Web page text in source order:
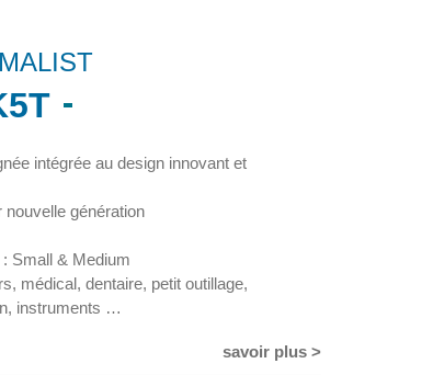
intégrée au design innovant et
génération
Small & Medium
médical, dentaire, petit outillage,
instruments …
savoir plus >